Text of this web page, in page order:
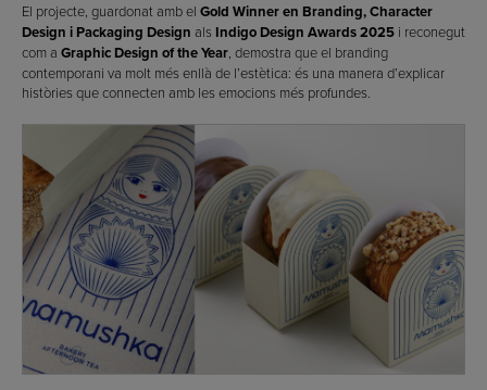
El projecte, guardonat amb el Gold Winner en Branding, Character
Design i Packaging Design als Indigo Design Awards 2025 i reconegut
com a Graphic Design of the Year, demostra que el branding
contemporani va molt més enllà de l’estètica: és una manera d’explicar
històries que connecten amb les emocions més profundes.